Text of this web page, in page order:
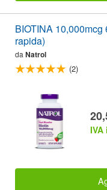
BIOTINA
rapida)
da Natrol
(2)